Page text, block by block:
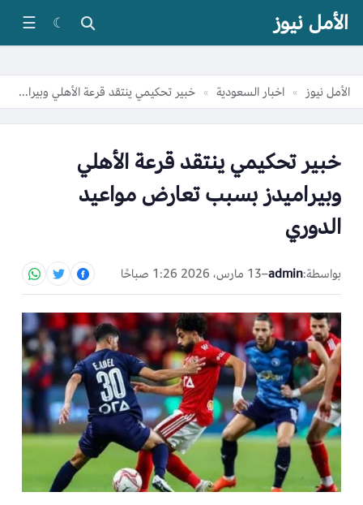
الأمل نيوز ☾
☰
الأمل نيوز » اخبار السعودية » خبير تحكيمي ينتقد قرعة الأهلي وبيراميدز بسبب تعارض مواعيد الدوري
خبير تحكيمي ينتقد قرعة الأهلي
وبيراميدز بسبب تعارض مواعيد
الدوري
بواسطة:admin
–13 مارس، 2026 1:26 صباحًا